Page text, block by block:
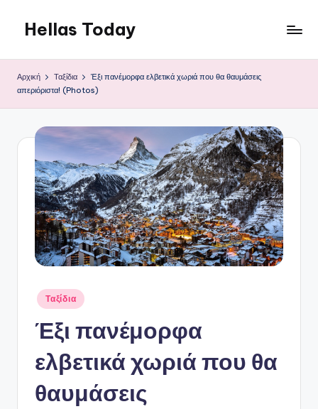
Μετάβαση
περιεχόμενο
Hellas Today
Αρχική Ταξίδια
Έξι πανέμορφα ελβετικά χωριά που θα θαυμάσεις
απεριόριστα! (Photos)
Αναρτήθηκε
σε
Ταξίδια
Έξι πανέμορφα
ελβετικά χωριά που θα
θαυμάσεις